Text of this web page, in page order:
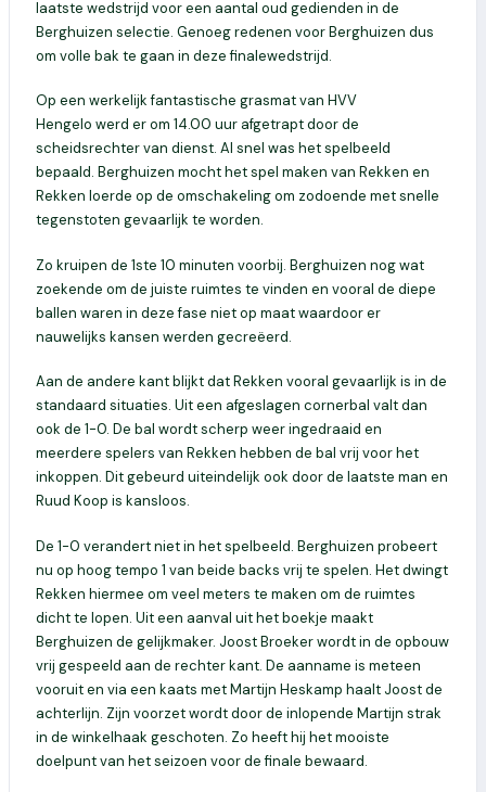
laatste wedstrijd voor een aantal oud gedienden in de
Berghuizen selectie. Genoeg redenen voor Berghuizen dus
om volle bak te gaan in deze finalewedstrijd.
Op een werkelijk fantastische grasmatvan HVV
Hengelo werd er om 14.00 uur afgetrapt door de
scheidsrechter van dienst. Al snel was het spelbeeld
bepaald. Berghuizen mocht het spel maken van Rekken en
Rekken loerde op de omschakeling om zodoende met snelle
tegenstoten gevaarlijk te worden.
Zo kruipen de 1ste 10 minuten voorbij. Berghuizen nog wat
zoekende om de juiste ruimtes te vinden en vooral de diepe
ballen waren in deze fase niet op maat waardoor er
nauwelijks kansen werden gecreëerd.
Aan de andere kant blijkt dat Rekken vooral gevaarlijk is in de
standaard situaties. Uit een afgeslagen cornerbal valt dan
ook de 1-0. De bal wordt scherp weer ingedraaid en
meerdere spelers van Rekken hebben de bal vrij voor het
inkoppen. Dit gebeurd uiteindelijk ook door de laatste man en
Ruud Koop is kansloos.
De 1-0 verandert niet in het spelbeeld. Berghuizen probeert
nu op hoog tempo 1 van beide backs vrij te spelen. Het dwingt
Rekken hiermee om veel meters te maken om de ruimtes
dicht te lopen. Uit een aanval uit het boekje maakt
Berghuizen de gelijkmaker. Joost Broeker wordt in de opbouw
vrij gespeeld aan de rechter kant. De aanname is meteen
vooruit en via een kaats met Martijn Heskamp haalt Joost de
achterlijn. Zijn voorzet wordt door de inlopende Martijn strak
in de winkelhaak geschoten. Zo heeft hij het mooiste
doelpunt van het seizoen voor de finale bewaard.